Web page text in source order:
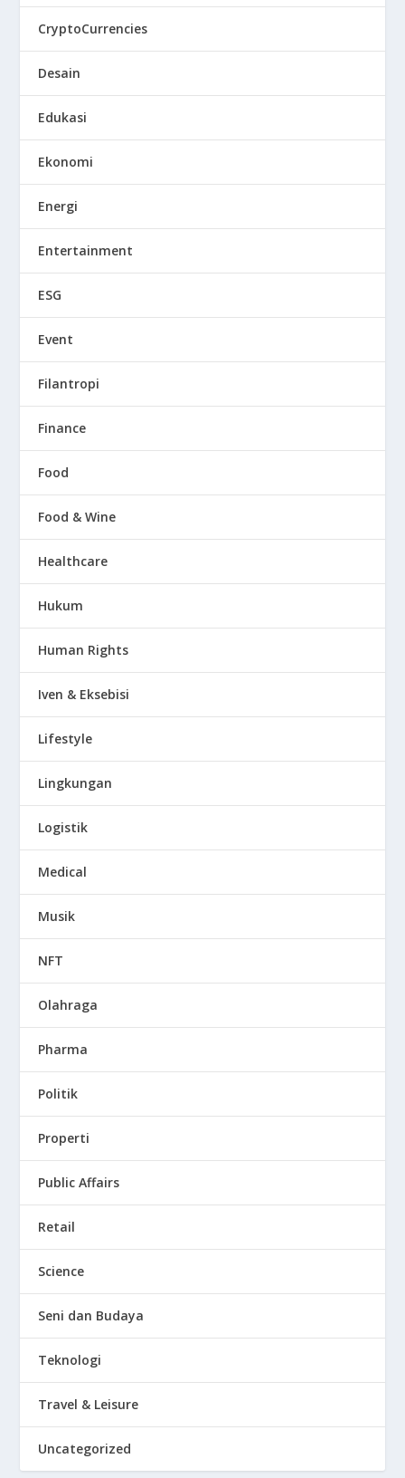
CryptoCurrencies
Desain
Edukasi
Ekonomi
Energi
Entertainment
ESG
Event
Filantropi
Finance
Food
Food & Wine
Healthcare
Hukum
Human Rights
Iven & Eksebisi
Lifestyle
Lingkungan
Logistik
Medical
Musik
NFT
Olahraga
Pharma
Politik
Properti
Public Affairs
Retail
Science
Seni dan Budaya
Teknologi
Travel & Leisure
Uncategorized